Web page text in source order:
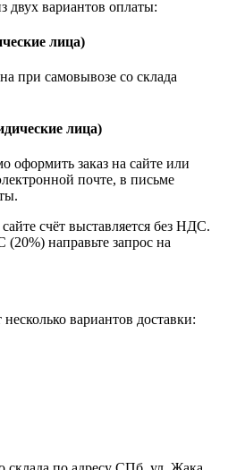
двух вариантов оплаты:
лица)
при самовывозе со склада
лица)
оформить заказ на сайте или
почте, в письме
счёт выставляется без НДС.
направьте запрос на
вариантов доставки: